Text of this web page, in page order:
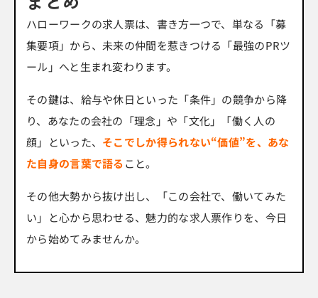
ハローワークの求人票は、書き方一つで、単なる「募
集要項」から、未来の仲間を惹きつける「最強のPRツ
ール」へと生まれ変わります。
その鍵は、給与や休日といった「条件」の競争から降
り、あなたの会社の「理念」や「文化」「働く人の
顔」といった、 そこでしか得られない“価値”を、あな
た自身の言葉で語ること。
その他大勢から抜け出し、「この会社で、働いてみた
い」と心から思わせる、魅力的な求人票作りを、今日
から始めてみませんか。